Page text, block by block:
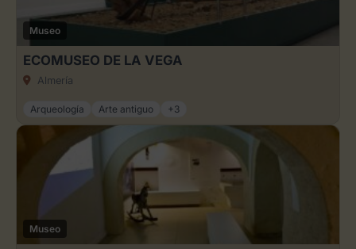
Museo
ECOMUSEO DE LA VEGA
Almería
Arqueología Arte antiguo +3
Museo